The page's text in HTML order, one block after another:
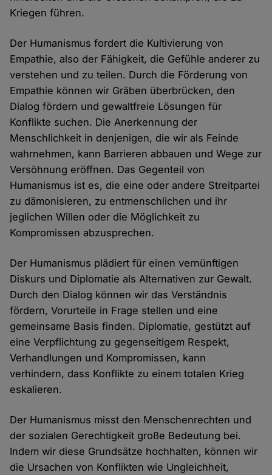
Kriegen führen.
Der Humanismus fordert die Kultivierung von
Empathie, also der Fähigkeit, die Gefühle anderer zu
verstehen und zu teilen. Durch die Förderung von
Empathie können wir Gräben überbrücken, den
Dialog fördern und gewaltfreie Lösungen für
Konflikte suchen. Die Anerkennung der
Menschlichkeit in denjenigen, die wir als Feinde
wahrnehmen, kann Barrieren abbauen und Wege zur
Versöhnung eröffnen. Das Gegenteil von
Humanismus ist es, die eine oder andere Streitpartei
zu dämonisieren, zu entmenschlichen und ihr
jeglichen Willen oder die Möglichkeit zu
Kompromissen abzusprechen.
Der Humanismus plädiert für einen vernünftigen
Diskurs und Diplomatie als Alternativen zur Gewalt.
Durch den Dialog können wir das Verständnis
fördern, Vorurteile in Frage stellen und eine
gemeinsame Basis finden. Diplomatie, gestützt auf
eine Verpflichtung zu gegenseitigem Respekt,
Verhandlungen und Kompromissen, kann
verhindern, dass Konflikte zu einem totalen Krieg
eskalieren.
Der Humanismus misst den Menschenrechten und
der sozialen Gerechtigkeit große Bedeutung bei.
Indem wir diese Grundsätze hochhalten, können wir
die Ursachen von Konflikten wie Ungleichheit,